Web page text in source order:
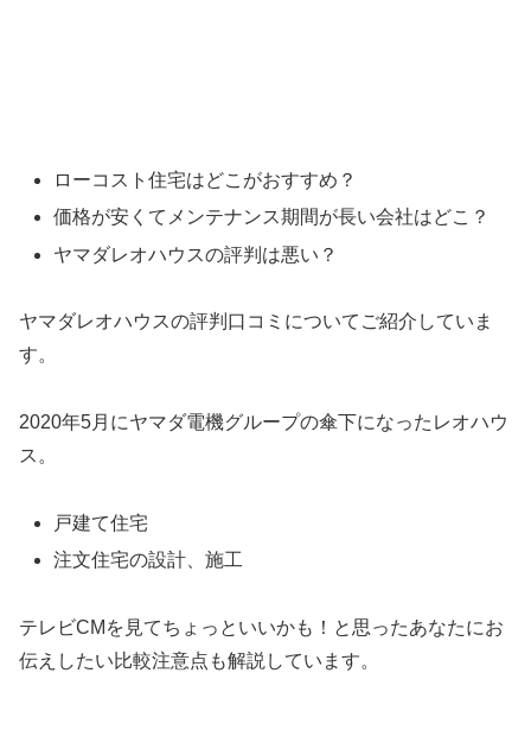
ローコスト住宅はどこがおすすめ？
価格が安くてメンテナンス期間が長い会社はどこ？
ヤマダレオハウスの評判は悪い？
ヤマダレオハウスの評判口コミについてご紹介していま
す。
2020年5月にヤマダ電機グループの傘下になったレオハウ
ス。
戸建て住宅
注文住宅の設計、施工
テレビCMを見てちょっといいかも！と思ったあなたにお
伝えしたい比較注意点も解説しています。